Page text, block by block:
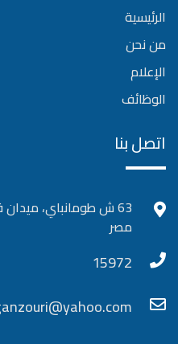
الرئيسية
من نحن
الإعلام
الوظائف
اتصل بنا
63 ش طومانباي،
مصر
15972